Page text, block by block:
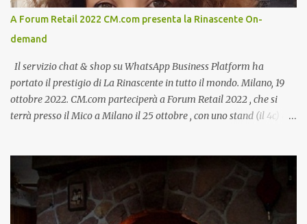
A Forum Retail 2022 CM.com presenta la Rinascente On-
demand
Il servizio chat & shop su WhatsApp Business Platform ha
portato il prestigio di La Rinascente in tutto il mondo. Milano, 19
ottobre 2022. CM.com parteciperà a Forum Retail 2022 , che si
terrà presso il Mico a Milano il 25 ottobre , con uno stand (il 4c) e
tramite WhatsApp Business ”. Il primo appuntamento è per le ore
14:30 con Cristina Parigi, Country Manager di CM.com Italia, che
terrà una presentazione dal titolo:” Il presente e futuro del